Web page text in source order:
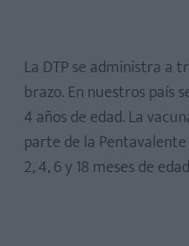
La DTP se administra a
brazo. En nuestros país
4 años de edad. La
parte de la
2, 4, 6 y 18 meses de